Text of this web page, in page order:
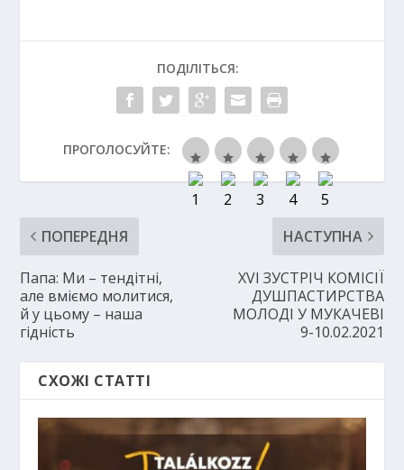
ПОДІЛІТЬСЯ:
ПРОГОЛОСУЙТЕ:
ПОПЕРЕДНЯ
Папа: Ми – тендітні,
але вміємо молитися,
й у цьому – наша
гідність
НАСТУПНА
XVI ЗУСТРІЧ КОМІСІЇ
ДУШПАСТИРСТВА
МОЛОДІ У МУКАЧЕВІ
9-10.02.2021
СХОЖІ СТАТТІ